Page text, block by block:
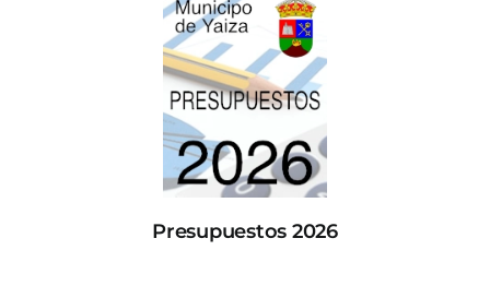
Presupuestos 2026